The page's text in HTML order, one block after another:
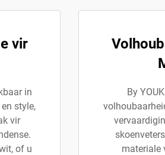
vir
in
style,
vir
of u
By
materiale